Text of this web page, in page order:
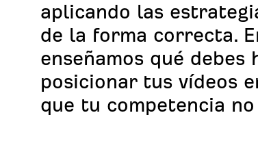
aplicando las
de la forma correcta.
enseñamos qué debes
posicionar tus vídeos
que tu competencia